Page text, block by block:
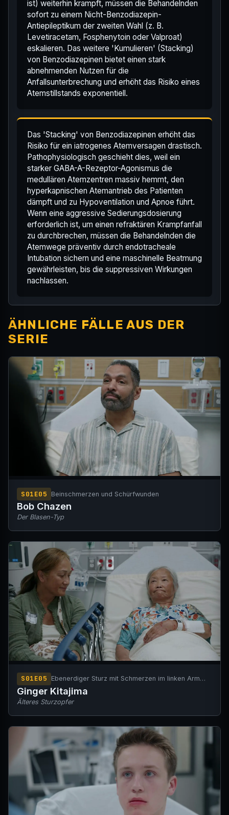
ist) weiterhin krampft, müssen die Behandelnden
sofort zu einem Nicht-Benzodiazepin-
Antiepileptikum der zweiten Wahl (z. B.
Levetiracetam, Fosphenytoin oder Valproat)
eskalieren. Das weitere 'Kumulieren' (Stacking)
von Benzodiazepinen bietet einen stark
abnehmenden Nutzen für die
Anfallsunterbrechung und erhöht das Risiko eines
Atemstillstands exponentiell.
Das 'Stacking' von Benzodiazepinen erhöht das
Risiko für ein iatrogenes Atemversagen drastisch.
Pathophysiologisch geschieht dies, weil ein
starker GABA-A-Rezeptor-Agonismus die
medullären Atemzentren massiv hemmt, den
hyperkapnischen Atemantrieb des Patienten
dämpft und zu Hypoventilation und Apnoe führt.
Wenn eine aggressive Sedierungsdosierung
erforderlich ist, um einen refraktären Krampfanfall
zu durchbrechen, müssen die Behandelnden die
Atemwege präventiv durch endotracheale
Intubation sichern und eine maschinelle Beatmung
gewährleisten, bis die suppressiven Wirkungen
nachlassen.
ÄHNLICHE FÄLLE AUS DER
SERIE
S01E05 Beinschmerzen und Schürfwunden
Bob Chazen
Der Blasen-Typ
S01E05
Ebenerdiger Sturz mit Schmerzen im linken Arm
und Schürfwunden.
Ginger Kitajima
Älteres Sturzopfer